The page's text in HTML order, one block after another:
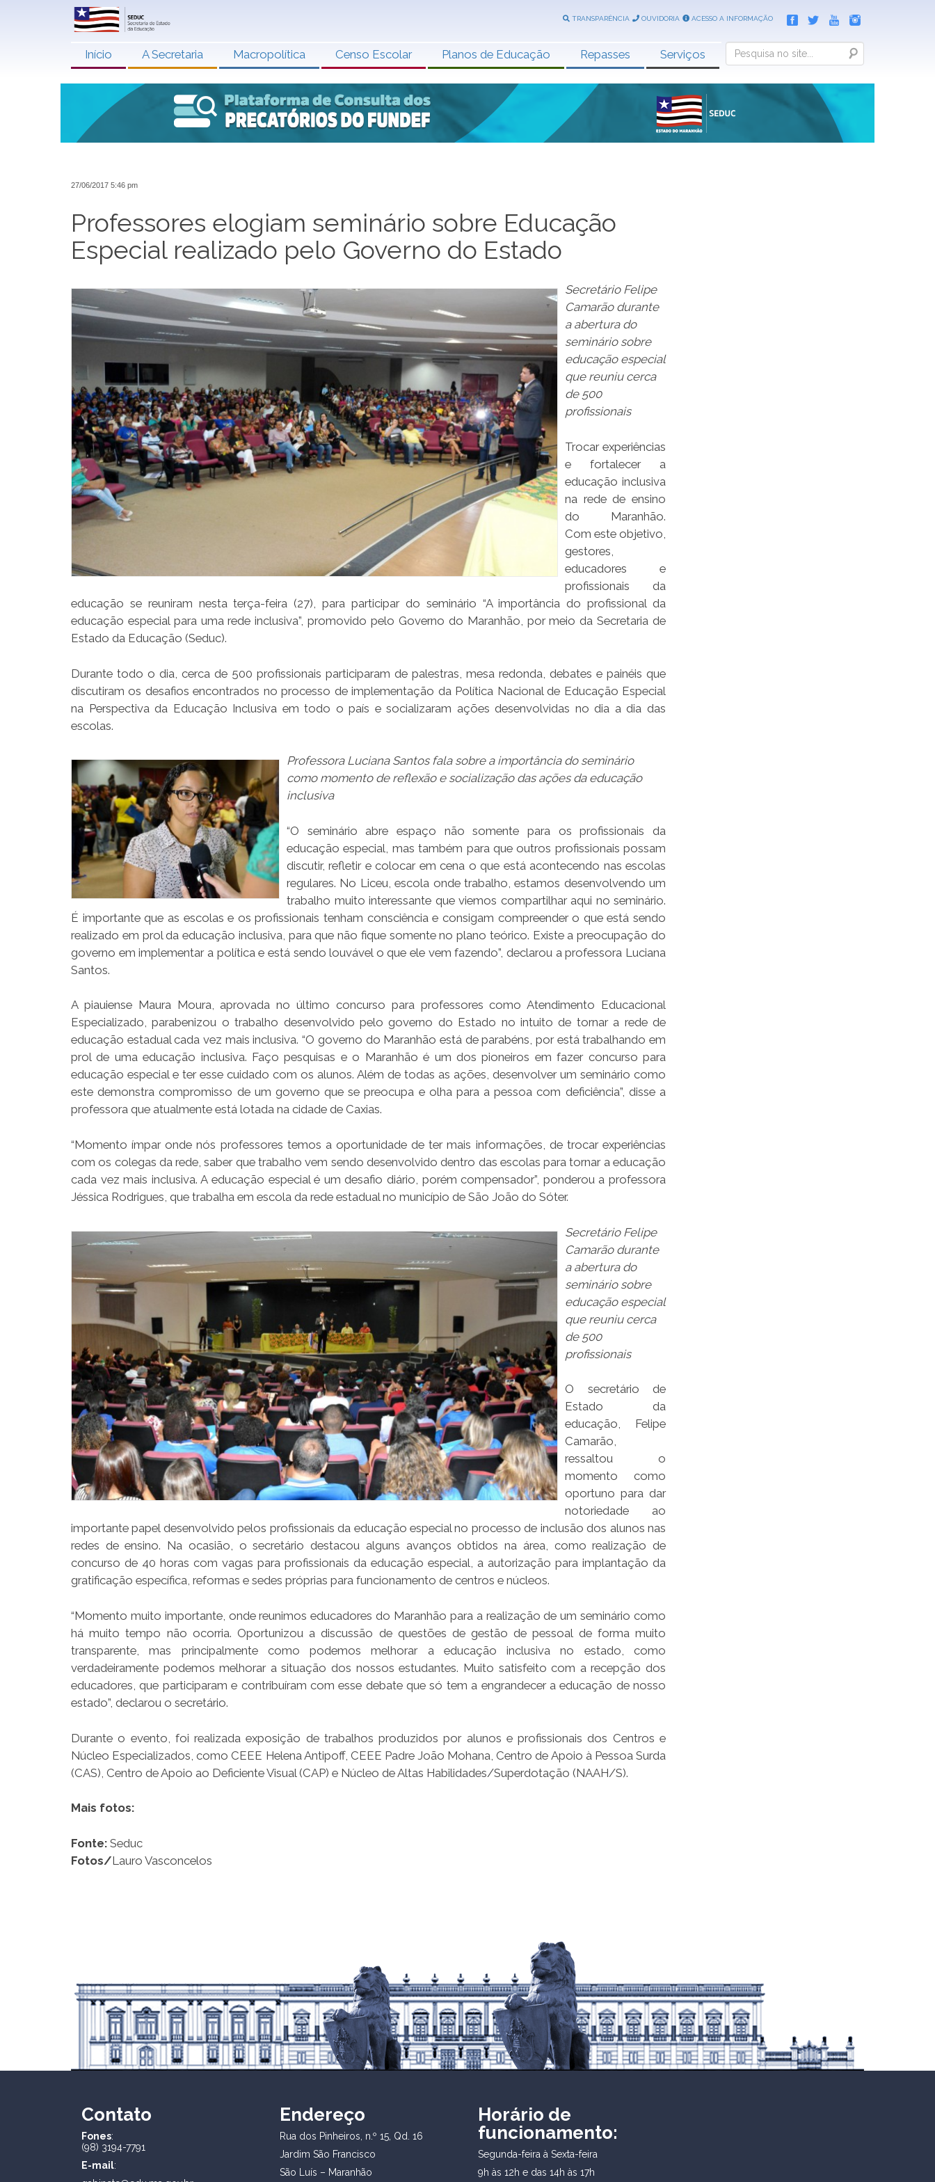
TRANSPARÊNCIA OUVIDORIA ACESSO A INFORMAÇÃO
Início A Secretaria Macropolítica Censo Escolar Planos de Educação Repasses Serviços Search
27/06/2017 5:46 pm
Professores elogiam seminário sobre Educação
Especial realizado pelo Governo do Estado
Secretário Felipe
Camarão durante
a abertura do
seminário sobre
educação especial
que reuniu cerca
de 500
profissionais
Trocar experiências
e fortalecer a
educação inclusiva
na rede de ensino
do Maranhão.
Com este objetivo,
gestores,
educadores e
profissionais da
educação se reuniram nesta terça-feira (27), para participar do seminário “A importância do profissional da
educação especial para uma rede inclusiva”, promovido pelo Governo do Maranhão, por meio da Secretaria de
Estado da Educação (Seduc).
Durante todo o dia, cerca de 500 profissionais participaram de palestras, mesa redonda, debates e painéis que
discutiram os desafios encontrados no processo de implementação da Política Nacional de Educação Especial
na Perspectiva da Educação Inclusiva em todo o país e socializaram ações desenvolvidas no dia a dia das
escolas.
Professora Luciana Santos fala sobre a importância do seminário
como momento de reflexão e socialização das ações da educação
inclusiva
“O seminário abre espaço não somente para os profissionais da
educação especial, mas também para que outros profissionais possam
discutir, refletir e colocar em cena o que está acontecendo nas escolas
regulares. No Liceu, escola onde trabalho, estamos desenvolvendo um
trabalho muito interessante que viemos compartilhar aqui no seminário.
É importante que as escolas e os profissionais tenham consciência e consigam compreender o que está sendo
realizado em prol da educação inclusiva, para que não fique somente no plano teórico. Existe a preocupação do
governo em implementar a política e está sendo louvável o que ele vem fazendo”, declarou a professora Luciana
Santos.
A piauiense Maura Moura, aprovada no último concurso para professores como Atendimento Educacional
Especializado, parabenizou o trabalho desenvolvido pelo governo do Estado no intuito de tornar a rede de
educação estadual cada vez mais inclusiva. “O governo do Maranhão está de parabéns, por está trabalhando em
prol de uma educação inclusiva. Faço pesquisas e o Maranhão é um dos pioneiros em fazer concurso para
educação especial e ter esse cuidado com os alunos. Além de todas as ações, desenvolver um seminário como
este demonstra compromisso de um governo que se preocupa e olha para a pessoa com deficiência”, disse a
professora que atualmente está lotada na cidade de Caxias.
“Momento ímpar onde nós professores temos a oportunidade de ter mais informações, de trocar experiências
com os colegas da rede, saber que trabalho vem sendo desenvolvido dentro das escolas para tornar a educação
cada vez mais inclusiva. A educação especial é um desafio diário, porém compensador”, ponderou a professora
Jéssica Rodrigues, que trabalha em escola da rede estadual no município de São João do Sóter.
Secretário Felipe
Camarão durante
a abertura do
seminário sobre
educação especial
que reuniu cerca
de 500
profissionais
O secretário de
Estado da
educação, Felipe
Camarão,
ressaltou o
momento como
oportuno para dar
notoriedade ao
importante papel desenvolvido pelos profissionais da educação especial no processo de inclusão dos alunos nas
redes de ensino. Na ocasião, o secretário destacou alguns avanços obtidos na área, como realização de
concurso de 40 horas com vagas para profissionais da educação especial, a autorização para implantação da
gratificação específica, reformas e sedes próprias para funcionamento de centros e núcleos.
“Momento muito importante, onde reunimos educadores do Maranhão para a realização de um seminário como
há muito tempo não ocorria. Oportunizou a discussão de questões de gestão de pessoal de forma muito
transparente, mas principalmente como podemos melhorar a educação inclusiva no estado, como
verdadeiramente podemos melhorar a situação dos nossos estudantes. Muito satisfeito com a recepção dos
educadores, que participaram e contribuíram com esse debate que só tem a engrandecer a educação de nosso
estado”, declarou o secretário.
Durante o evento, foi realizada exposição de trabalhos produzidos por alunos e profissionais dos Centros e
Núcleo Especializados, como CEEE Helena Antipoff, CEEE Padre João Mohana, Centro de Apoio à Pessoa Surda
(CAS), Centro de Apoio ao Deficiente Visual (CAP) e Núcleo de Altas Habilidades/Superdotação (NAAH/S).
Mais fotos:
Fonte: Seduc
Fotos/Lauro Vasconcelos
Contato
Fones:
(98) 3194-7791
E-mail:
Endereço
Rua dos Pinheiros, n.º 15, Qd. 16
Jardim São Francisco
São Luís – Maranhão
Horário de
funcionamento:
Segunda-feira à Sexta-feira
9h às 12h e das 14h às 17h